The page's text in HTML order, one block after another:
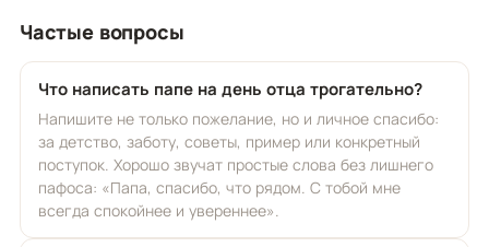
Частые вопросы
Что написать папе на день отца трогательно?
Напишите не только пожелание, но и личное спасибо:
за детство, заботу, советы, пример или конкретный
поступок. Хорошо звучат простые слова без лишнего
пафоса: «Папа, спасибо, что рядом. С тобой мне
всегда спокойнее и увереннее».